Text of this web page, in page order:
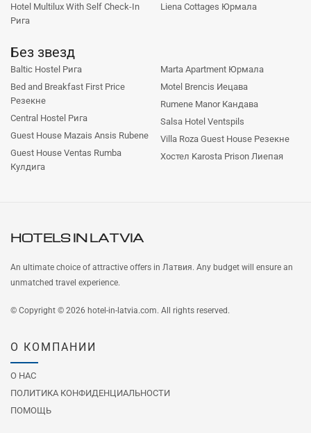
Hotel Multilux With Self Check-In
Рига
Liena Cottages Юрмала
Без звезд
Baltic Hostel Рига
Bed and Breakfast First Price
Резекне
Central Hostel Рига
Guest House Mazais Ansis Rubene
Guest House Ventas Rumba
Кулдига
Marta Apartment Юрмала
Motel Brencis Иецава
Rumene Manor Кандава
Salsa Hotel Ventspils
Villa Roza Guest House Резекне
Хостел Karosta Prison Лиепая
HOTELS INLATVIA
An ultimate choice of attractive offers in Латвия. Any budget will ensure an
unmatched travel experience.
© Copyright © 2026 hotel-in-latvia.com. All rights reserved.
О КОМПАНИИ
О НАС
ПОЛИТИКА КОНФИДЕНЦИАЛЬНОСТИ
ПОМОЩЬ